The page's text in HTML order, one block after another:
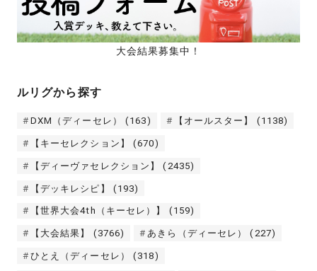
大会結果募集中！
ルリグから探す
DXM（ディーセレ） (163) 【オールスター】 (1138)
【キーセレクション】 (670)
【ディーヴァセレクション】 (2435)
【デッキレシピ】 (193)
【世界大会4th（キーセレ）】 (159)
【大会結果】 (3766) あきら（ディーセレ） (227)
ひとえ（ディーセレ） (318)